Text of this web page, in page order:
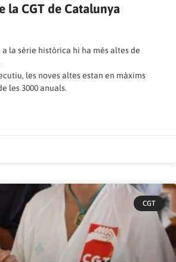
la CGT de Catalunya
la sèrie històrica hi ha més altes de
les noves altes estan en màxims
les 3000 anuals.
CGT